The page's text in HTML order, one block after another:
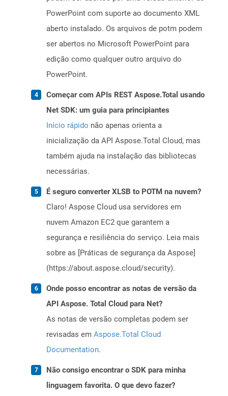
PowerPoint com suporte ao documento XML
aberto instalado. Os arquivos de potm podem
ser abertos no Microsoft PowerPoint para
edição como qualquer outro arquivo do
PowerPoint.
Começar com APIs REST Aspose.Total usando
Net SDK: um guia para principiantes
Início rápido não apenas orienta a
inicialização da API Aspose.Total Cloud, mas
também ajuda na instalação das bibliotecas
necessárias.
É seguro converter XLSB to POTM na nuvem?
Claro! Aspose Cloud usa servidores em
nuvem Amazon EC2 que garantem a
segurança e resiliência do serviço. Leia mais
sobre as [Práticas de segurança da Aspose]
(https://about.aspose.cloud/security).
Onde posso encontrar as notas de versão da
API Aspose. Total Cloud para Net?
As notas de versão completas podem ser
revisadas em Aspose.Total Cloud
Documentation.
Não consigo encontrar o SDK para minha
linguagem favorita. O que devo fazer?